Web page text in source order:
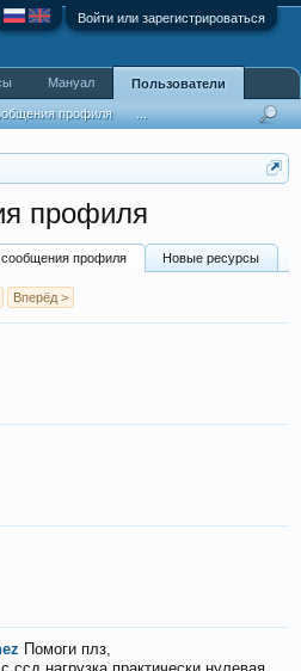
Войти или зарегистрироваться
профиля
профиля Новые ресурсы
Вперёд >
Помоги плз,
Мануал Пользователи
профиля